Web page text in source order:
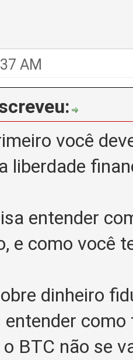
AM
você
liberdade
entender
e como você
dinheiro
BTC não se